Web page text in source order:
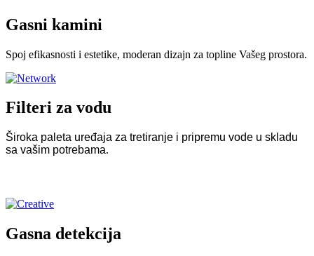
Gasni kamini
Spoj efikasnosti i estetike, moderan dizajn za topline Vašeg prostora.
Filteri za vodu
Široka paleta uređaja za tretiranje i pripremu vode u skladu
sa vašim potrebama.
Gasna detekcija